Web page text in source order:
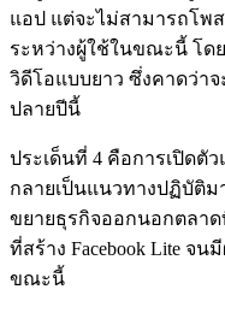
แอป แต่จะไม่สามารถโพ
ระหว่างผู้ใช้ในขณะนี้ โดย
วิดีโอแบบยาว ซึ่งคาดว่า
ปลายปีนี้
ประเด็นที่ 4 คือการเปิดตั
กลายเป็นแนวทางปฏิบัติ
ขยายธุรกิจออกนอกตลาด
ที่สร้าง Facebook Lite จ
ขณะนี้